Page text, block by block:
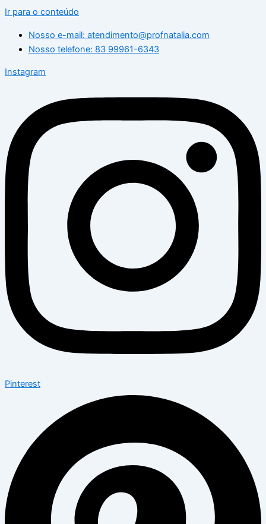
Ir para o conteúdo
Nosso e-mail: atendimento@profnatalia.com
Nosso telefone: 83 99961-6343
Instagram
Pinterest